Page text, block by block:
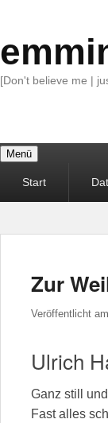
[Don't believe me |
Menü
MenüStart
Zur
Veröffentlicht am
Ulrich
Ganz still
Fast alles